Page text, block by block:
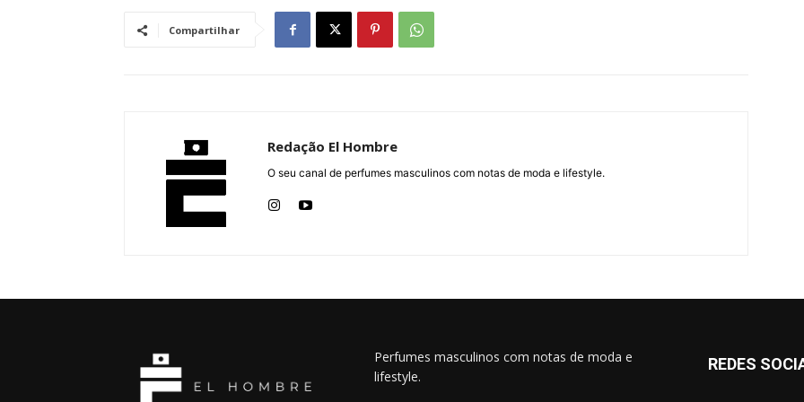
Compartilhar
Redação El Hombre
O seu canal de perfumes masculinos com notas de moda e lifestyle.
Perfumes masculinos com notas de moda e
lifestyle.
REDES